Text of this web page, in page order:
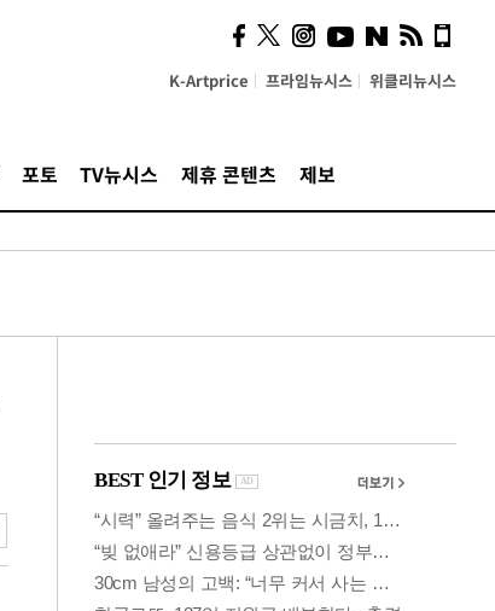
K-Artprice 프라임뉴시스 위클리뉴시스
포토 TV뉴시스 제휴 콘텐츠 제보
"5·8·9호선 출퇴근 혼잡,
정부 국비지원 필요"